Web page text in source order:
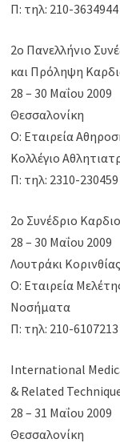
Π: τηλ: 210-3634944
2ο Πανελλήνιο
και Πρόληψη
28 – 30 Μαΐου 2009
Θεσσαλονίκη
Ο: Εταιρεία
Κολλέγιο
Π: τηλ: 2310-230459
2o Συνέδριο
28 – 30 Μαΐου 2009
Λουτράκι Κορινθίας
Ο: Εταιρεία
Νοσήματα
Π: τηλ: 210-6107213
International
& Related
28 – 31 Μαΐου 2009
Θεσσαλονίκη